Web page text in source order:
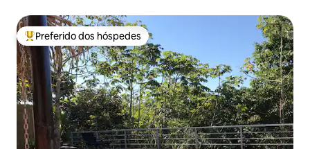
Entre os melhores preferidos dos hóspedes
Preferido dos hóspedes